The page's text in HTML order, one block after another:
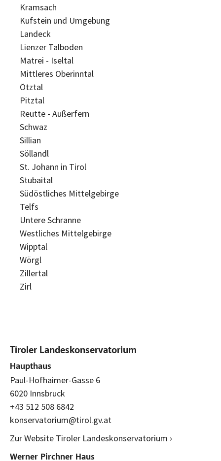
Kramsach
Kufstein und Umgebung
Landeck
Lienzer Talboden
Matrei - Iseltal
Mittleres Oberinntal
Ötztal
Pitztal
Reutte - Außerfern
Schwaz
Sillian
Söllandl
St. Johann in Tirol
Stubaital
Südöstliches Mittelgebirge
Telfs
Untere Schranne
Westliches Mittelgebirge
Wipptal
Wörgl
Zillertal
Zirl
Tiroler Landeskonservatorium
Haupthaus
Paul-Hofhaimer-Gasse 6
6020 Innsbruck
+43 512 508 6842
konservatorium@tirol.gv.at
Zur Website Tiroler Landeskonservatorium ›
Werner Pirchner Haus